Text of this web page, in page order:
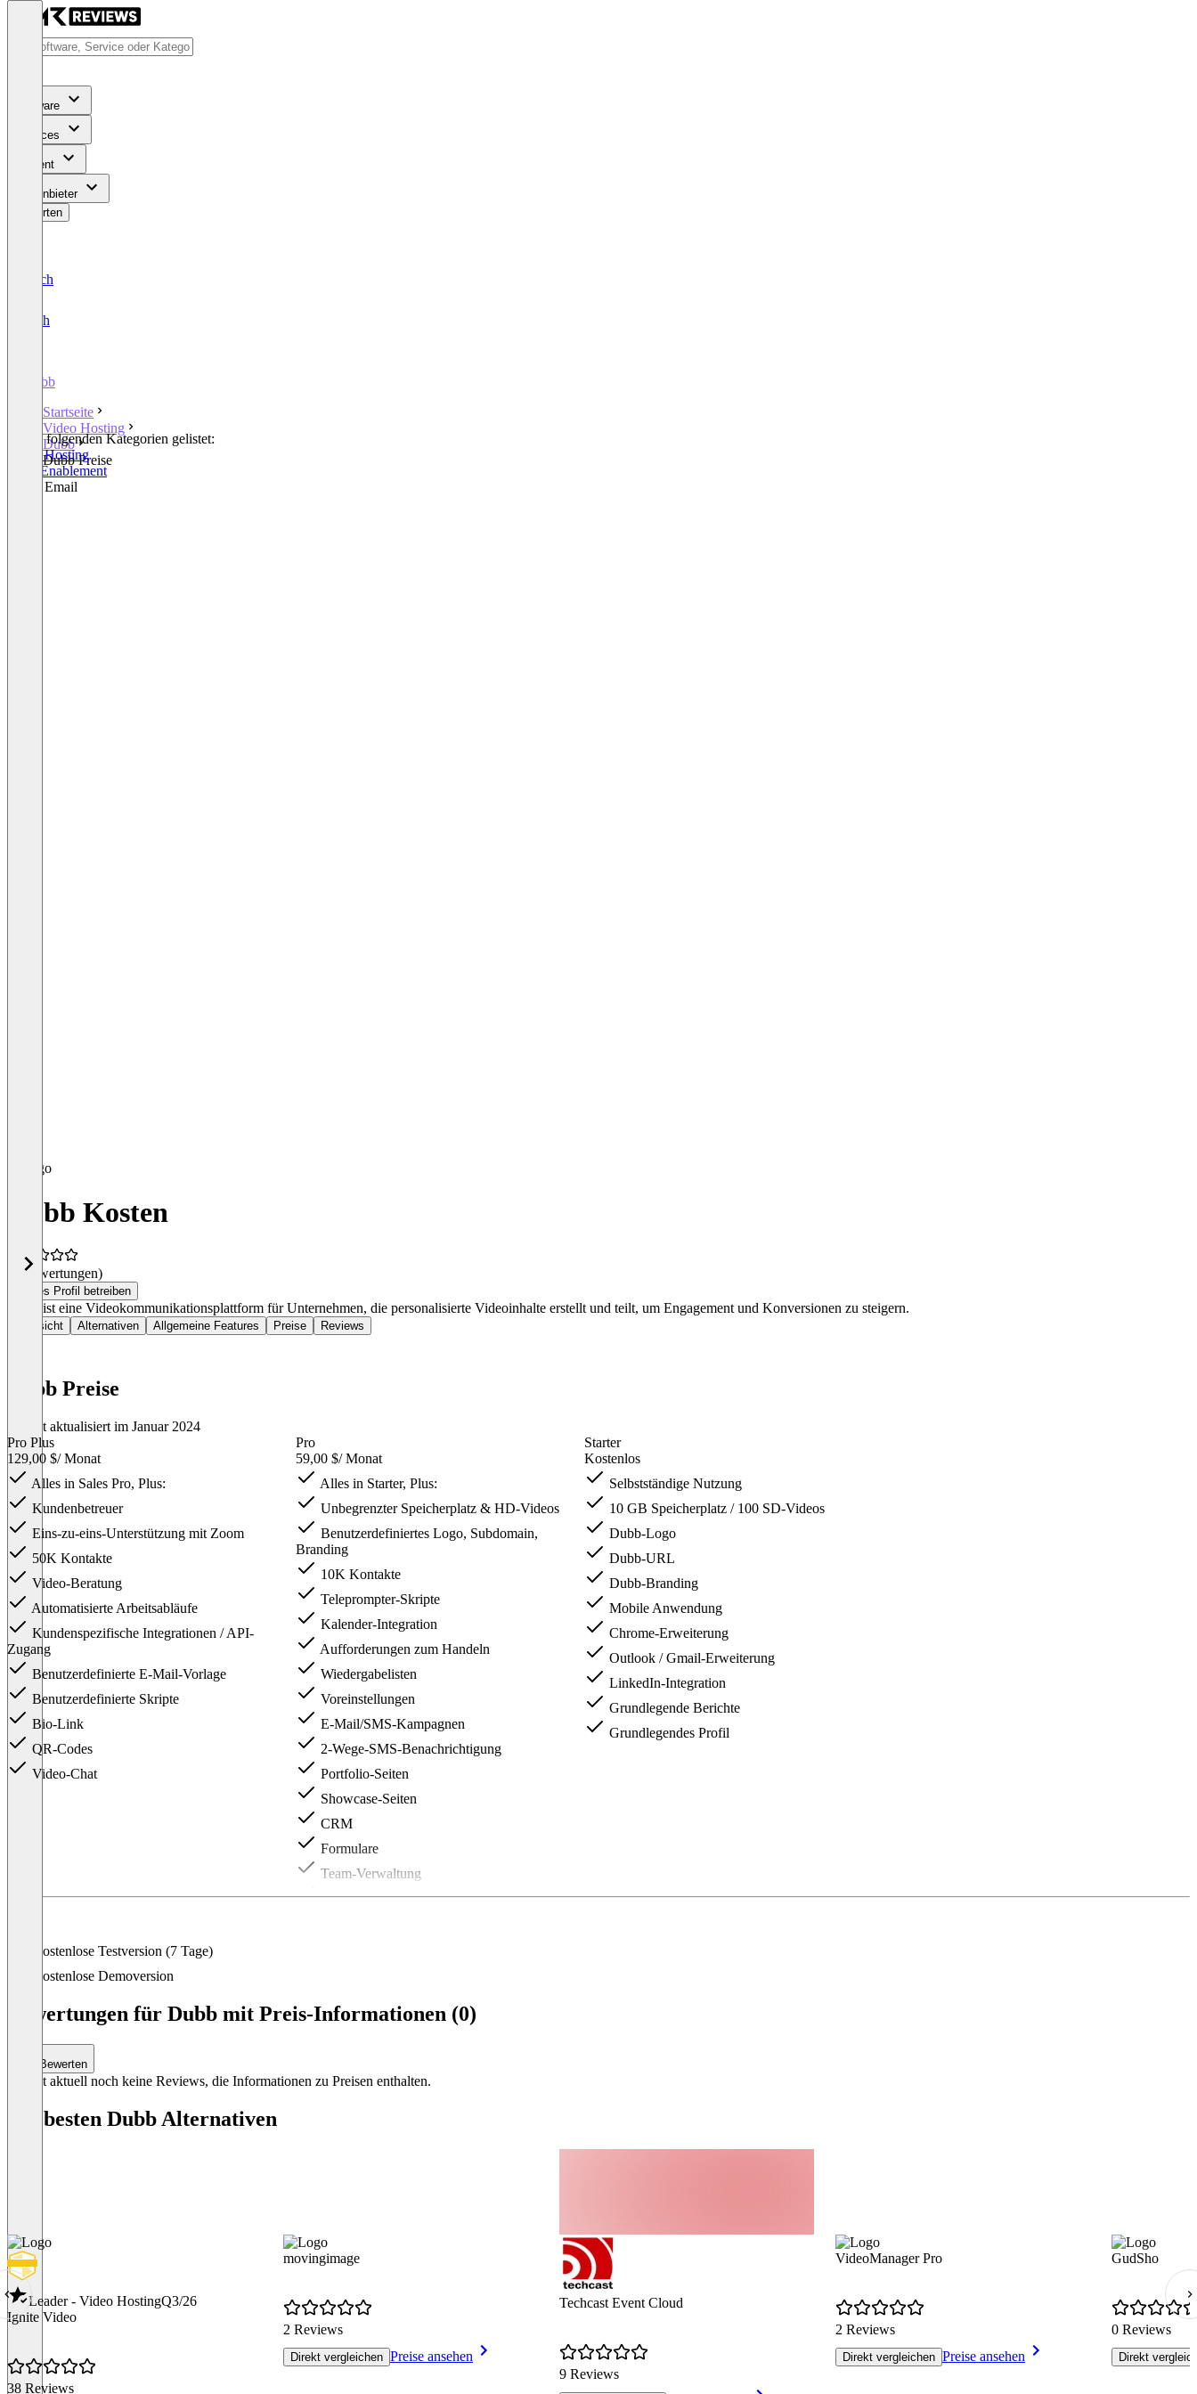
Software
Services
Content
Für Anbieter
Bewerten
Deutsch
English
Dubb
Startseite
Video Hosting
Dubb
Dubb Preise
In den folgenden Kategorien gelistet:
Video Hosting
Sales Enablement
Video Email
Dubb Kosten
(0 Bewertungen)
Dieses Profil betreiben
Dubb ist eine Videokommunikationsplattform für Unternehmen, die personalisierte Videoinhalte erstellt und teilt, um Engagement und Konversionen zu steigern.
Übersicht Alternativen Allgemeine Features Preise Reviews
Dubb Preise
Zuletzt aktualisiert im Januar 2024
Pro Plus
129,00 $/ Monat
Alles in Sales Pro, Plus:
Kundenbetreuer
Eins-zu-eins-Unterstützung mit Zoom
50K Kontakte
Video-Beratung
Automatisierte Arbeitsabläufe
Kundenspezifische Integrationen / API-
Zugang
Benutzerdefinierte E-Mail-Vorlage
Benutzerdefinierte Skripte
Bio-Link
QR-Codes
Video-Chat
Pro
59,00 $/ Monat
Alles in Starter, Plus:
Unbegrenzter Speicherplatz & HD-Videos
Benutzerdefiniertes Logo, Subdomain,
Branding
10K Kontakte
Teleprompter-Skripte
Kalender-Integration
Aufforderungen zum Handeln
Wiedergabelisten
Voreinstellungen
E-Mail/SMS-Kampagnen
2-Wege-SMS-Benachrichtigung
Portfolio-Seiten
Showcase-Seiten
CRM
Formulare
Team-Verwaltung
Erweiterte Berichte
Benutzerdefinierte Pixel
Starter
Kostenlos
Selbstständige Nutzung
10 GB Speicherplatz / 100 SD-Videos
Dubb-Logo
Dubb-URL
Dubb-Branding
Mobile Anwendung
Chrome-Erweiterung
Outlook / Gmail-Erweiterung
LinkedIn-Integration
Grundlegende Berichte
Grundlegendes Profil
Kostenlose Testversion (7 Tage)
Kostenlose Demoversion
Bewertungen für Dubb mit Preis-Informationen (0)
Bewerten
Es gibt aktuell noch keine Reviews, die Informationen zu Preisen enthalten.
Die besten Dubb Alternativen
Leader - Video HostingQ3/26
Ignite Video
38 Reviews
movingimage
2 Reviews
Direkt vergleichen Preise ansehen
Techcast Event Cloud
9 Reviews
VideoManager Pro
2 Reviews
Direkt vergleichen Preise ansehen
GudSho
0 Reviews
Direkt